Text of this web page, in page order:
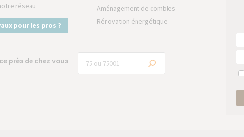
réseau
pour les pros ?
Aménagement de combles
Rénovation énergétique
près de chez vous